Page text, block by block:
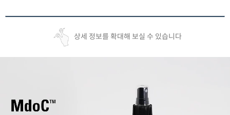
상세 정보를 확대해 보실 수 있습니다